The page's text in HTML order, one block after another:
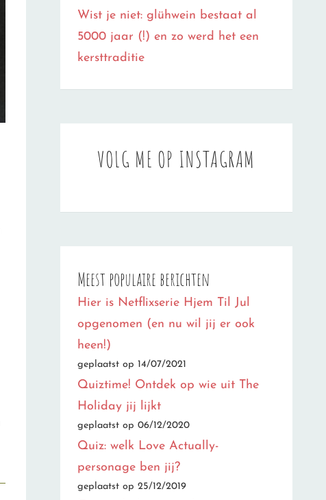
Wist je niet: glühwein bestaat al
5000 jaar (!) en zo werd het een
kersttraditie
VOLG ME OP INSTAGRAM
Meest populaire berichten
Hier is Netflixserie Hjem Til Jul
opgenomen (en nu wil jij er ook
heen!)
geplaatst op 14/07/2021
Quiztime! Ontdek op wie uit The
Holiday jij lijkt
geplaatst op 06/12/2020
Quiz: welk Love Actually-
personage ben jij?
geplaatst op 25/12/2019